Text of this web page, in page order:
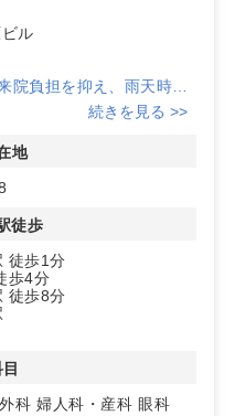
ル
院負担を抑え、雨天時や
あり、クリニックの集患
続きを見る >>
地
徒歩
徒歩1分
歩4分
徒歩8分
科 婦人科・産科 眼科